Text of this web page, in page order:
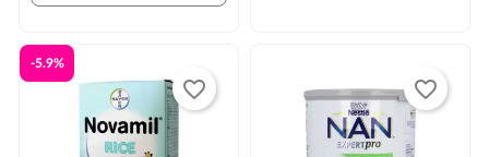
-5.9%
favorite_border favorite_border